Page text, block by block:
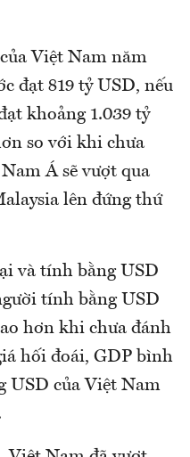
Việt Nam năm
đạt 819 tỷ USD, nếu
khoảng 1.039 tỷ
so với khi chưa
Á sẽ vượt qua
lên đứng thứ
và tính bằng USD
tính bằng USD
hơn khi chưa đánh
hối đoái, GDP bình
USD của Việt Nam